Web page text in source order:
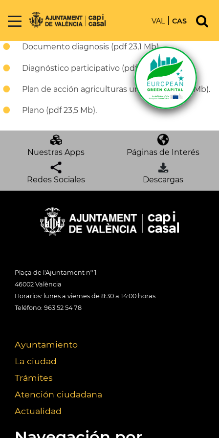
VAL CAS
Plan Agriculturas Urbanas
Documento diagnosis (pdf 23,1 Mb).
Diagnóstico participativo (pdf 3,6 Mb).
Plan de acción agriculturas urbanas (pdf 2,4 Mb).
Plano (pdf 23,5 Mb).
Nuestras Apps Páginas de Interés
Redes Sociales Descargas
Plaça de l'Ajuntament nº 1
46002 València
Horarios: lunes a viernes de 8:30 a 14:00 horas
Teléfono: 963 52 54 78
Ayuntamiento
La ciudad
Trámites
Atención ciudadana
Actualidad